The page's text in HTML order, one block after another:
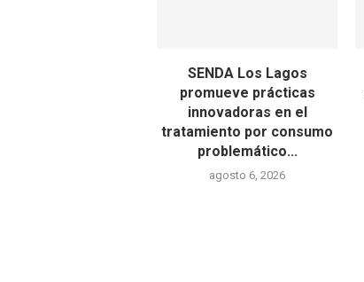
SENDA Los Lagos
promueve prácticas
innovadoras en el
tratamiento por consumo
problemático...
agosto 6, 2026